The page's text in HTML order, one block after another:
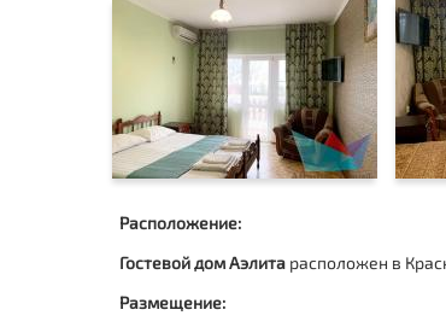
Расположение:
Гостевой дом Аэлитарасположен в
Размещение: